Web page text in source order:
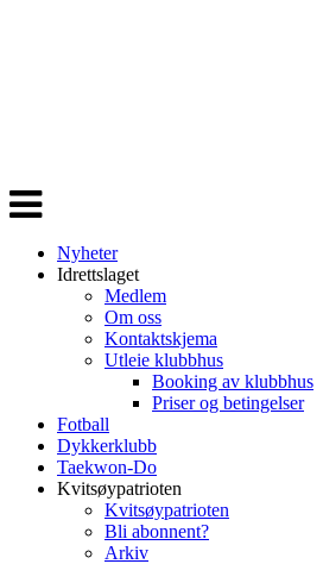
Veksle
navigasjon
Nyheter
Idrettslaget
Medlem
Om oss
Kontaktskjema
Utleie klubbhus
Booking av klubbhus
Priser og betingelser
Fotball
Dykkerklubb
Taekwon-Do
Kvitsøypatrioten
Kvitsøypatrioten
Bli abonnent?
Arkiv